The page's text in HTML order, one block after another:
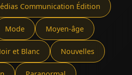
Communication Édition
Mode Moyen-âge
et Blanc Nouvelles